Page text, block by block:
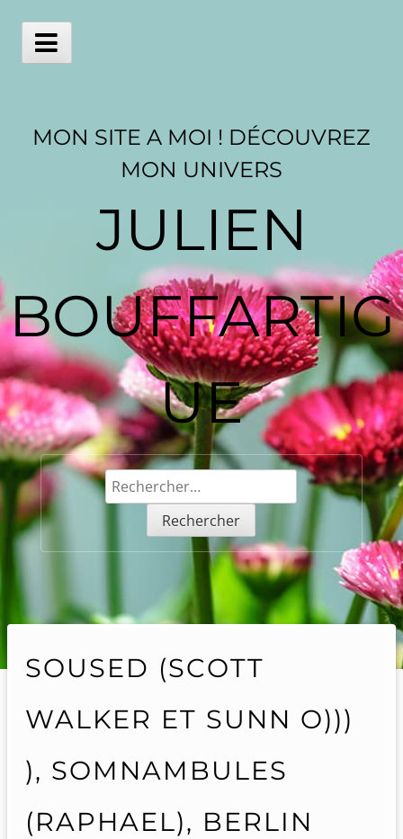
contentMain
MON SITE A MOI ! DÉCOUVREZ
MON UNIVERS
JULIEN
BOUFFARTIG
UE
Rechercher :
SOUSED (SCOTT
WALKER ET SUNN O)))
), SOMNAMBULES
(RAPHAEL), BERLIN